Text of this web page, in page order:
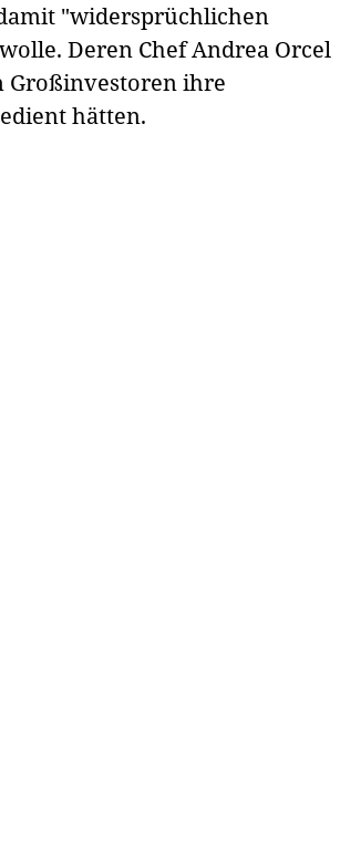
"widersprüchlichen
Deren Chef Andrea Orcel
Großinvestoren ihre
hätten.